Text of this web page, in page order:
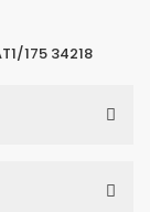
175 34218